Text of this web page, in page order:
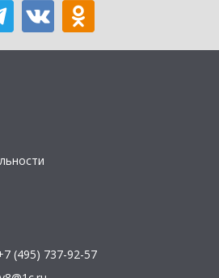
(495) 737-92-57